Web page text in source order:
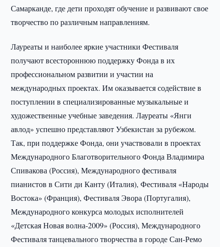
Самарканде, где дети проходят обучение и развивают свое
творчество по различным направлениям.
Лауреаты и наиболее яркие участники Фестиваля
получают всестороннюю поддержку Фонда в их
профессиональном развитии и участии на
международных проектах. Им оказывается содействие в
поступлении в специализированные музыкальные и
художественные учебные заведения. Лауреаты «Янги
авлод» успешно представляют Узбекистан за рубежом.
Так, при поддержке Фонда, они участвовали в проектах
Международного Благотворительного Фонда Владимира
Спивакова (Россия), Международного фестиваля
пианистов в Сити ди Канту (Италия), Фестиваля «Народы
Востока» (Франция), Фестиваля Эвора (Португалия),
Международного конкурса молодых исполнителей
«Детская Новая волна-2009» (Россия), Международного
Фестиваля танцевального творчества в городе Сан-Ремо